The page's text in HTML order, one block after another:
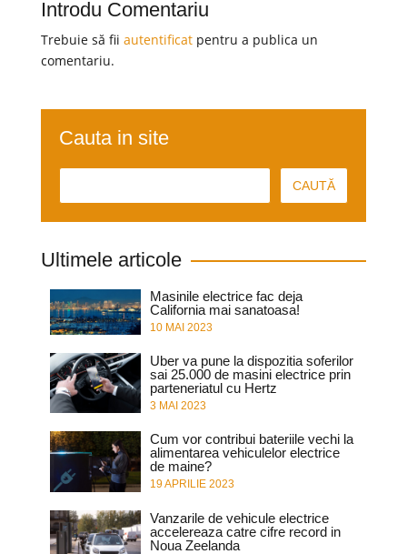
Introdu Comentariu
Trebuie să fii autentificatpentru a publica un
comentariu.
Cauta in site
Ultimele articole
Masinile electrice fac deja
California mai sanatoasa!
10 MAI 2023
Uber va pune la dispozitia soferilor
sai 25.000 de masini electrice prin
parteneriatul cu Hertz
3 MAI 2023
Cum vor contribui bateriile vechi la
alimentarea vehiculelor electrice
de maine?
19 APRILIE 2023
Vanzarile de vehicule electrice
accelereaza catre cifre record in
Noua Zeelanda